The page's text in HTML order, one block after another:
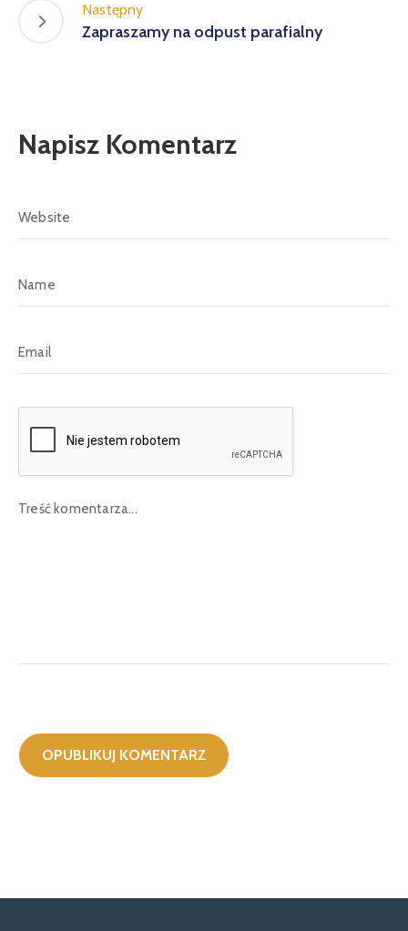
Następny
Zapraszamy na odpust parafialny
Napisz Komentarz